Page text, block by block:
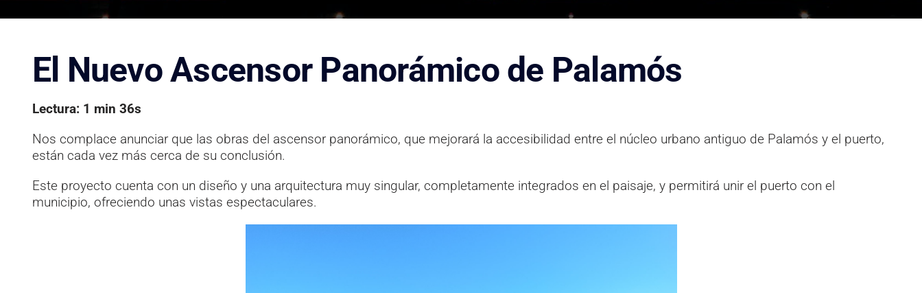
El Nuevo Ascensor Panorámico de Palamós
Lectura: 1 min 36s
Nos complace anunciar que las obras del ascensor panorámico, que mejorará la accesibilidad entre el núcleo urbano antiguo de Palamós y el puerto,
están cada vez más cerca de su conclusión.
Este proyecto cuenta con un diseño y una arquitectura muy singular, completamente integrados en el paisaje, y permitirá unir el puerto con el
municipio, ofreciendo unas vistas espectaculares.